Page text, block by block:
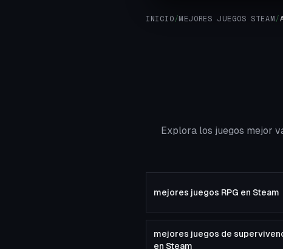
INICIO / MEJORES JUEGOS STEAM /
Explora los juegos mejor
mejores juegos RPG en Steam
mejores juegos de
en Steam